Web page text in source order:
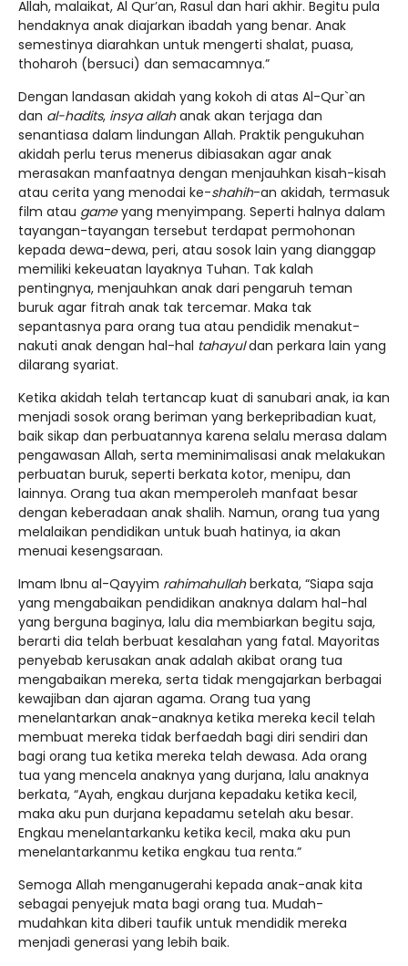
Allah, malaikat, Al Qur’an, Rasul dan hari akhir. Begitu pula
hendaknya anak diajarkan ibadah yang benar. Anak
semestinya diarahkan untuk mengerti shalat, puasa,
thoharoh (bersuci) dan semacamnya.”
Dengan landasan akidah yang kokoh di atas Al-Qur`an
dan al-hadits, insya allahanak akan terjaga dan
senantiasa dalam lindungan Allah. Praktik pengukuhan
akidah perlu terus menerus dibiasakan agar anak
merasakan manfaatnya dengan menjauhkan kisah-kisah
atau cerita yang menodai ke-shahih-an akidah, termasuk
film atau gameyang menyimpang. Seperti halnya dalam
tayangan-tayangan tersebut terdapat permohonan
kepada dewa-dewa, peri, atau sosok lain yang dianggap
memiliki kekeuatan layaknya Tuhan. Tak kalah
pentingnya, menjauhkan anak dari pengaruh teman
buruk agar fitrah anak tak tercemar. Maka tak
sepantasnya para orang tua atau pendidik menakut-
nakuti anak dengan hal-hal tahayuldan perkara lain yang
dilarang syariat.
Ketika akidah telah tertancap kuat di sanubari anak, ia kan
menjadi sosok orang beriman yang berkepribadian kuat,
baik sikap dan perbuatannya karena selalu merasa dalam
pengawasan Allah, serta meminimalisasi anak melakukan
perbuatan buruk, seperti berkata kotor, menipu, dan
lainnya. Orang tua akan memperoleh manfaat besar
dengan keberadaan anak shalih. Namun, orang tua yang
melalaikan pendidikan untuk buah hatinya, ia akan
menuai kesengsaraan.
Imam Ibnu al-Qayyim rahimahullahberkata, “Siapa saja
yang mengabaikan pendidikan anaknya dalam hal-hal
yang berguna baginya, lalu dia membiarkan begitu saja,
berarti dia telah berbuat kesalahan yang fatal. Mayoritas
penyebab kerusakan anak adalah akibat orang tua
mengabaikan mereka, serta tidak mengajarkan berbagai
kewajiban dan ajaran agama. Orang tua yang
menelantarkan anak-anaknya ketika mereka kecil telah
membuat mereka tidak berfaedah bagi diri sendiri dan
bagi orang tua ketika mereka telah dewasa. Ada orang
tua yang mencela anaknya yang durjana, lalu anaknya
berkata, “Ayah, engkau durjana kepadaku ketika kecil,
maka aku pun durjana kepadamu setelah aku besar.
Engkau menelantarkanku ketika kecil, maka aku pun
menelantarkanmu ketika engkau tua renta.”
Semoga Allah menganugerahi kepada anak-anak kita
sebagai penyejuk mata bagi orang tua. Mudah-
mudahkan kita diberi taufik untuk mendidik mereka
menjadi generasi yang lebih baik.